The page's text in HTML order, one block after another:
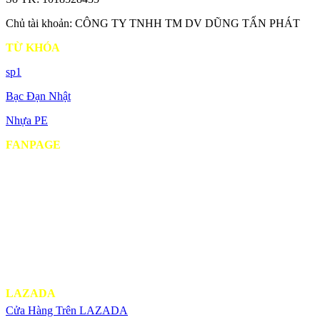
Chủ tài khoản: CÔNG TY TNHH TM DV DŨNG TẤN PHÁT
TỪ KHÓA
sp1
Bạc Đạn Nhật
Nhựa PE
FANPAGE
LAZADA
Cửa Hàng Trên LAZADA